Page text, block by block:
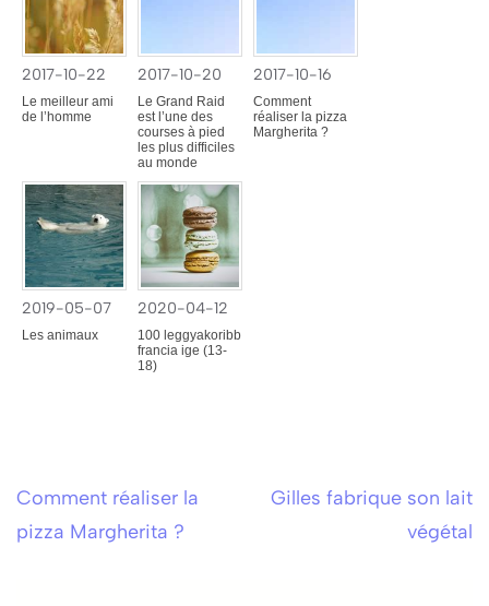
2017-10-22
Le meilleur ami
de l’homme
2017-10-20
Le Grand Raid
est l’une des
courses à pied
les plus difficiles
au monde
2017-10-16
Comment
réaliser la pizza
Margherita ?
2019-05-07
Les animaux
2020-04-12
100 leggyakoribb
francia ige (13-
18)
Bejegyzés
Comment réaliser la
pizza Margherita ?
Gilles fabrique son lait
végétal